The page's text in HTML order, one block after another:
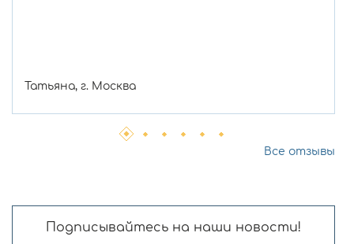
Татьяна, г. Москва
Все отзывы
Подписывайтесь на наши новости!